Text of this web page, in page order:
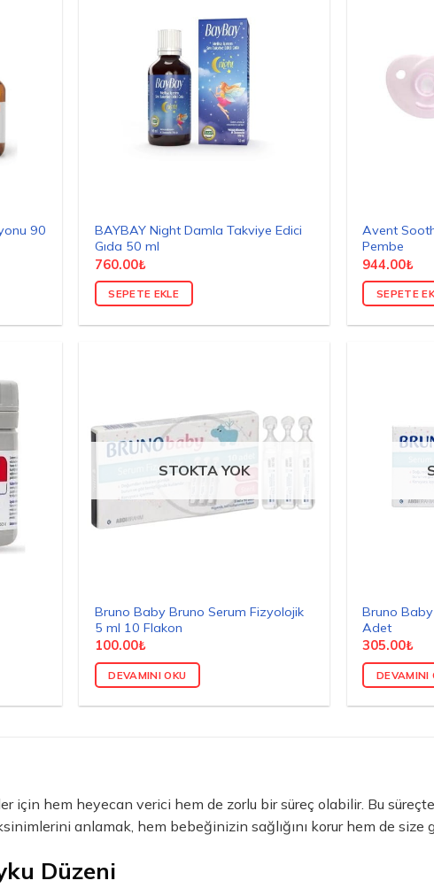
90
BAYBAY Night Damla Takviye Edici
Gıda 50 ml
760.00₺
SEPETE EKLE
Avent
Pembe
944.00₺
SEPETE
STOKTA YOK
Bruno Baby Bruno Serum Fizyolojik
5 ml 10 Flakon
100.00₺
DEVAMINI OKU
Bruno
Adet
305.00₺
DEVAMINI
için hem heyecan verici hem de zorlu bir süreç olabilir. Bu
anlamak, hem bebeğinizin sağlığını korur hem de
Düzeni